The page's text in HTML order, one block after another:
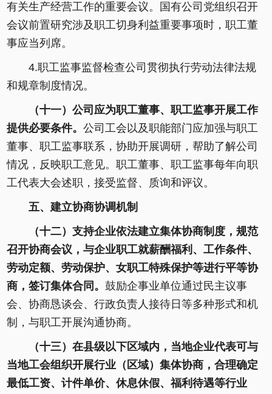
有关生产经营工作的重要会议。国有公司党组织召开
会议前置研究涉及职工切身利益重要事项时，职工董
事应当列席。
4.职工监事监督检查公司贯彻执行劳动法律法规
和规章制度情况。
（十一）公司应为职工董事、职工监事开展工作
提供必要条件。 公司工会以及职能部门应加强与职工
董事、职工监事联系，协助开展调研，帮助了解公司
情况，反映职工意见。职工董事、职工监事每年向职
工代表大会述职，接受监督、质询和评议。
五、建立协商协调机制
（十二）支持企业依法建立集体协商制度，规范
召开协商会议，与企业职工就薪酬福利、工作条件、
劳动定额、劳动保护、女职工特殊保护等进行平等协
商，签订集体合同。 鼓励企事业单位通过民主议事
会、协商恳谈会、行政负责人接待日等多种形式和机
制，与职工开展沟通协商。
（十三）在县级以下区域内，当地企业代表可与
当地工会组织开展行业（区域）集体协商，合理确定
最低工资、计件单价、休息休假、福利待遇等行业